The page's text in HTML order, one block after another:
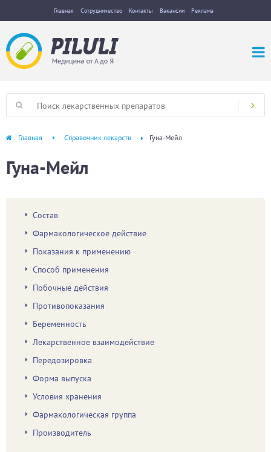
Главная Сотрудничество Контакты Вакансии Реклама
Главная Справочник лекарств Гуна-Мейл
Гуна-Мейл
Состав
Фармакологическое действие
Показания к применению
Способ применения
Побочные действия
Противопоказания
Беременность
Лекарственное взаимодействие
Передозировка
Форма выпуска
Условия хранения
Фармакологическая группа
Производитель